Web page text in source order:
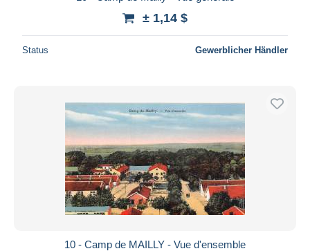
± 1,14 $
Status Gewerblicher Händler
10 - Camp de MAILLY - Vue d'ensemble